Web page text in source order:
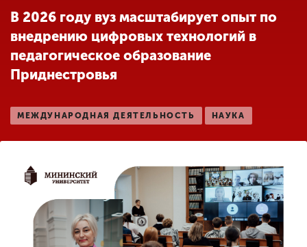
Международная
деятельность
деятельности
Студенческая жизнь
Сведения об
образовательной
организации
В 2026 году вуз масштабирует опыт по
внедрению цифровых технологий в
педагогическое образование
Приднестровья
МЕЖДУНАРОДНАЯ ДЕЯТЕЛЬНОСТЬ НАУКА